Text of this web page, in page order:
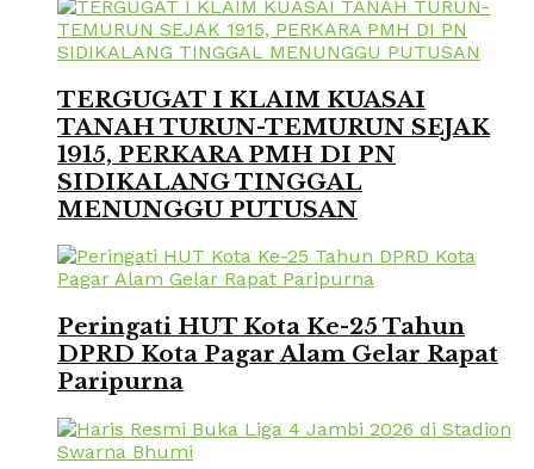
TERGUGAT I KLAIM KUASAI
TANAH TURUN-TEMURUN SEJAK
1915, PERKARA PMH DI PN
SIDIKALANG TINGGAL
MENUNGGU PUTUSAN
Peringati HUT Kota Ke-25 Tahun
DPRD Kota Pagar Alam Gelar Rapat
Paripurna